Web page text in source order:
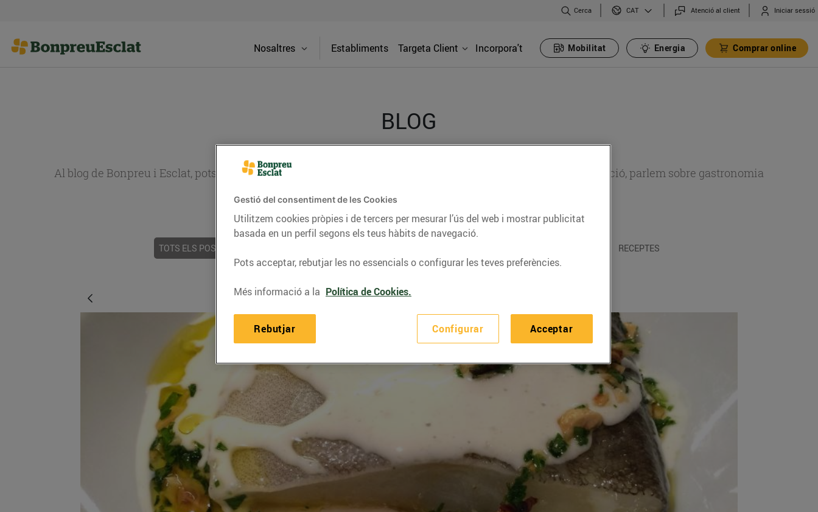
Cerca CAT Atenció al client Iniciar sessió
Nosaltres Establiments Targeta Client Incorpora't Mobilitat Energia Comprar online
BLOG
Al blog de Bonpreu i Esclat, pots trobar receptes, consells nutricionals, informació d’actualitat sobre alimentació, parlem sobre gastronomia
del nostre territori i molts altres temes.
TOTS ELS POSTS RECEPTES
Gestió del consentiment de les Cookies
Utilitzem cookies pròpies i de tercers per mesurar l’ús del web i mostrar publicitat
basada en un perfil segons els teus hàbits de navegació.
Pots acceptar, rebutjar les no essencials o configurar les teves preferències.
Més informació a la Política de Cookies.
Configurar
Rebutjar Acceptar